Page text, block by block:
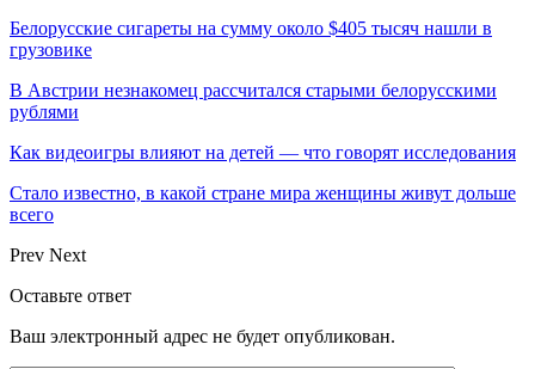
Белорусские сигареты на сумму около $405 тысяч нашли в
грузовике
В Австрии незнакомец рассчитался старыми белорусскими
рублями
Как видеоигры влияют на детей — что говорят исследования
Стало известно, в какой стране мира женщины живут дольше
всего
Prev Next
Оставьте ответ
Ваш электронный адрес не будет опубликован.